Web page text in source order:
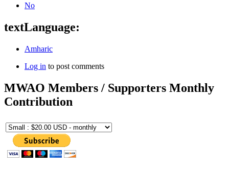
No
textLanguage:
Amharic
Log in to post comments
MWAO Members / Supporters Monthly
Contribution